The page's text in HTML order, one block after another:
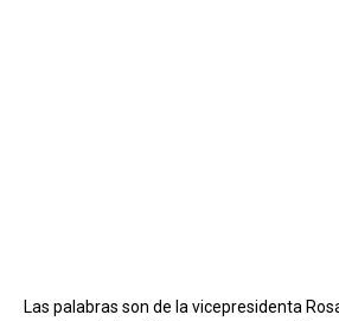
Las palabras son de la vicepresidenta